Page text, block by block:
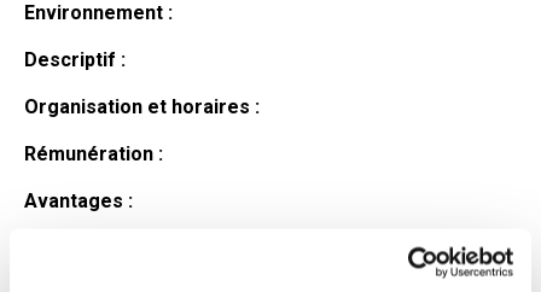
Environnement :
Descriptif :
Organisation et horaires :
Rémunération :
Avantages :